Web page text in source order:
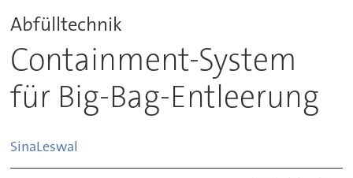
Abfülltechnik
Containment-System
für Big-Bag-Entleerung
SinaLeswal